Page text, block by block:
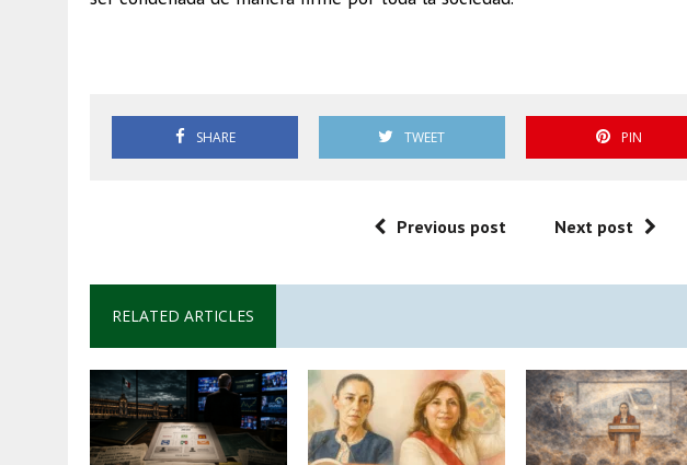
SHARE TWEET PIN
Previous post Next post
RELATED ARTICLES